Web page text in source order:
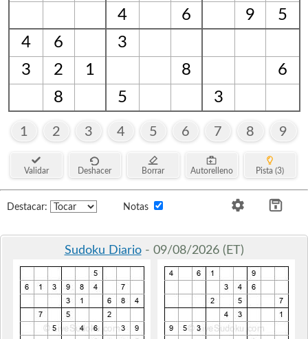
4
6 9
5
4
6
3
3
2 1 8
6
8
5 3
1 2 3 4 5 6 7 8 9
Validar Deshacer Borrar Autorelleno Pista (3)
Destacar: Notas
Sudoku Diario- 09/08/2026 (ET)